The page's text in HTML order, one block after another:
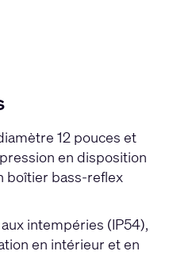
12 pouces et
en disposition
boîtier bass-reflex
intempéries (IP54),
en intérieur et en